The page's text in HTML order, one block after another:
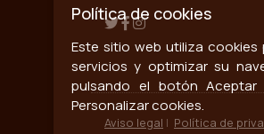
Aviso legal | Política de
Política de cookies
Este sitio web utiliza
servicios y optimizar su
pulsando el botón
Personalizar cookies.